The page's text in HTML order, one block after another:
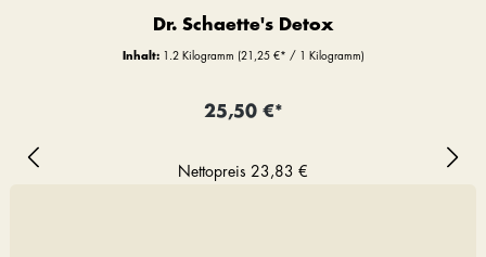
Dr. Schaette's Detox
Inhalt: 1.2 Kilogramm (21,25 €* / 1 Kilogramm)
25,50 €*
Nettopreis 23,83 €